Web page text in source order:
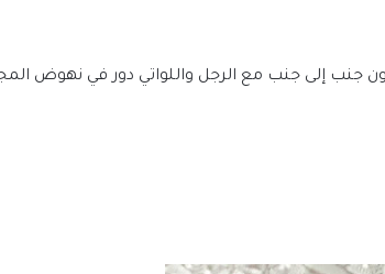
جنب إلى جنب مع الرجل واللواتي دور في نهوض